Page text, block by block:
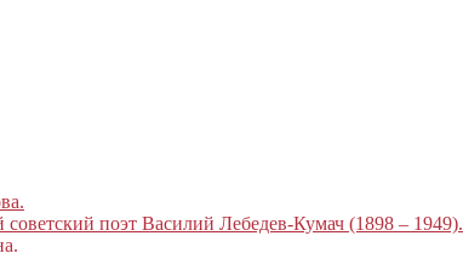
поэт Василий Лебедев-Кумач (1898 – 1949).